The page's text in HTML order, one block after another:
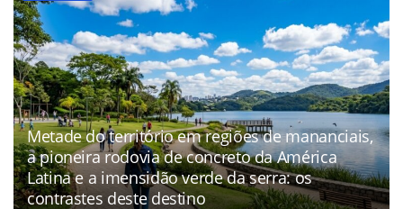
Metade do território em regiões de mananciais,
a pioneira rodovia de concreto da América
Latina e a imensidão verde da serra: os
contrastes deste destino